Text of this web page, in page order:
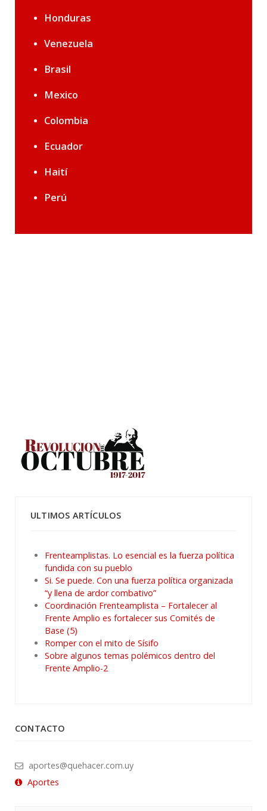
Honduras
Venezuela
Brasil
Mexico
Colombia
Ecuador
Haití
Perú
ULTIMOS ARTÍCULOS
Frenteamplistas. Lo esencial es la fuerza política
fundida con su pueblo
Si. Se puede. Con una fuerza política organizada
“y llena de ardor combativo”
Coordinación Frenteamplista – Fortalecer al
Frente Amplio es fortalecer sus Comités de
Base (5)
Romper con el mito de Sísifo
Sobre algunos temas polémicos dentro del
Frente Amplio-2
CONTACTO
aportes@quehacer.com.uy
Aportes